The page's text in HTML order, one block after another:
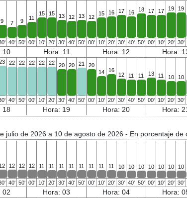
9 7 9 11
15 15 13 12 13 12
15 16 17 16 18 17 17 19 19
40' 50' 00' 10' 20' 30' 40' 50' 00' 10' 20' 30' 40' 50' 00' 10' 20' 30'
10 Hora: 11 Hora: 12 Hora:
22 22 22 22 22 20 20 21
20
14
16
12 11 11 13 11 10 10
40' 50' 00' 10' 20' 30' 40' 50' 00' 10' 20' 30' 40' 50' 00' 10' 20' 30'
18 Hora: 19 Hora: 20 Hora:
julio de 2026 a 10 de agosto de 2026 - En porcentaje de
12 12 12 11 11 11 11 11 11 11 11 10 10 10 10 10 10 10
40' 50' 00' 10' 20' 30' 40' 50' 00' 10' 20' 30' 40' 50' 00' 10' 20' 30'
02 Hora: 03 Hora: 04 Hora: